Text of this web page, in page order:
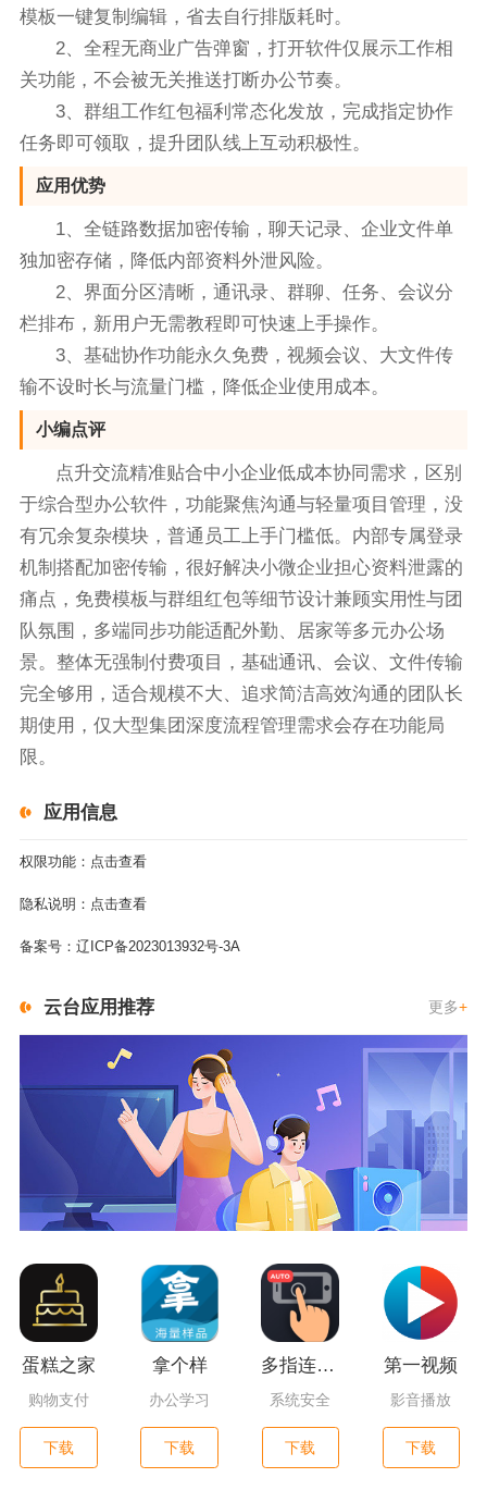
模板一键复制编辑，省去自行排版耗时。
2、全程无商业广告弹窗，打开软件仅展示工作相
关功能，不会被无关推送打断办公节奏。
3、群组工作红包福利常态化发放，完成指定协作
任务即可领取，提升团队线上互动积极性。
应用优势
1、全链路数据加密传输，聊天记录、企业文件单
独加密存储，降低内部资料外泄风险。
2、界面分区清晰，通讯录、群聊、任务、会议分
栏排布，新用户无需教程即可快速上手操作。
3、基础协作功能永久免费，视频会议、大文件传
输不设时长与流量门槛，降低企业使用成本。
小编点评
点升交流精准贴合中小企业低成本协同需求，区别
于综合型办公软件，功能聚焦沟通与轻量项目管理，没
有冗余复杂模块，普通员工上手门槛低。内部专属登录
机制搭配加密传输，很好解决小微企业担心资料泄露的
痛点，免费模板与群组红包等细节设计兼顾实用性与团
队氛围，多端同步功能适配外勤、居家等多元办公场
景。整体无强制付费项目，基础通讯、会议、文件传输
完全够用，适合规模不大、追求简洁高效沟通的团队长
期使用，仅大型集团深度流程管理需求会存在功能局
限。
应用信息
权限功能： 点击查看
隐私说明： 点击查看
备案号： 辽ICP备2023013932号-3A
云台应用推荐 更多+
蛋糕之家
购物支付
下载
拿个样
办公学习
下载
多指连点器
系统安全
下载
第一视频
影音播放
下载